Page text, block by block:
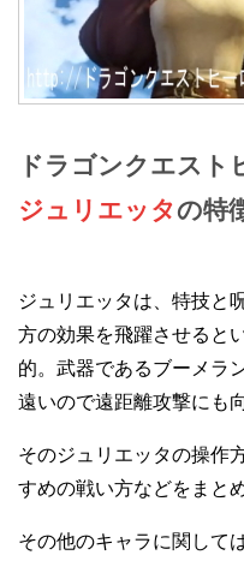
ドラゴンクエスト
ジュリエッタの特
ジュリエッタは、特技と
方の効果を飛躍させると
的。武器であるブーメラ
遠いので遠距離攻撃にも
そのジュリエッタの操作
すめの戦い方などをまと
その他のキャラに関して